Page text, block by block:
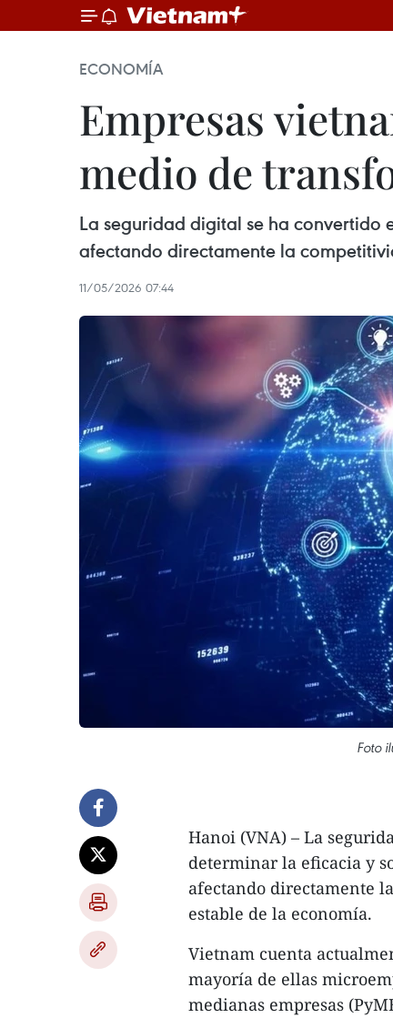
ECONOMÍA
Empresas
medio de
La seguridad digital se ha
afectando directamente la
11/05/2026 07:44
Foto
Hanoi (VNA) – La
determinar la eficacia y
afectando directamente
estable de la economía.​
Vietnam cuenta
mayoría de ellas
medianas empresas